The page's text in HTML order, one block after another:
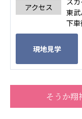
アクセス
東
下
現地見学
そうか翔